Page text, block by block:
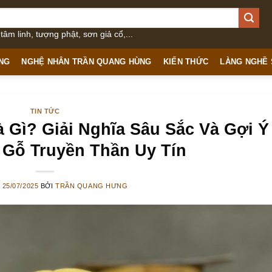
linh, tượng phật, sơn giả cổ,...
NGHỆ NHÂN TRẦN QUANG HÙNG KIẾN THỨC LÀNG NGHỀ
TIN TỨC
Giải Nghĩa Sâu Sắc Và Gợi Ý
Truyền Thần Uy Tín
25/07/2025 BỞITRẦN QUANG HƯNG